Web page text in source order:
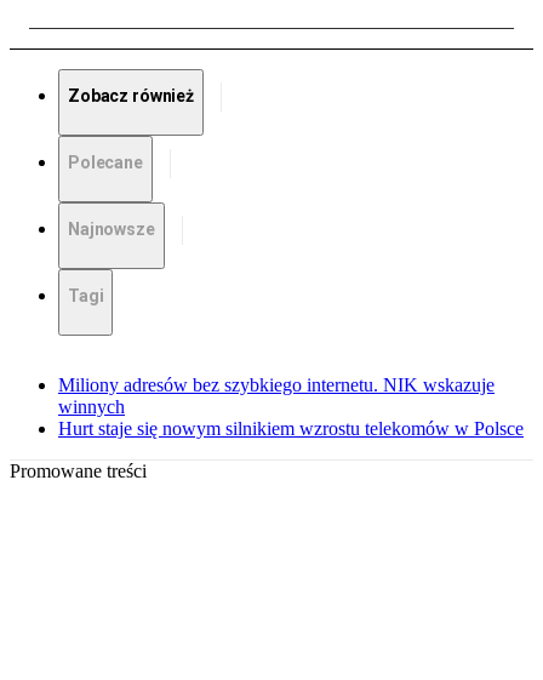
Zobacz również
Polecane
Najnowsze
Tagi
Miliony adresów bez szybkiego internetu. NIK wskazuje
winnych
Hurt staje się nowym silnikiem wzrostu telekomów w Polsce
Promowane treści